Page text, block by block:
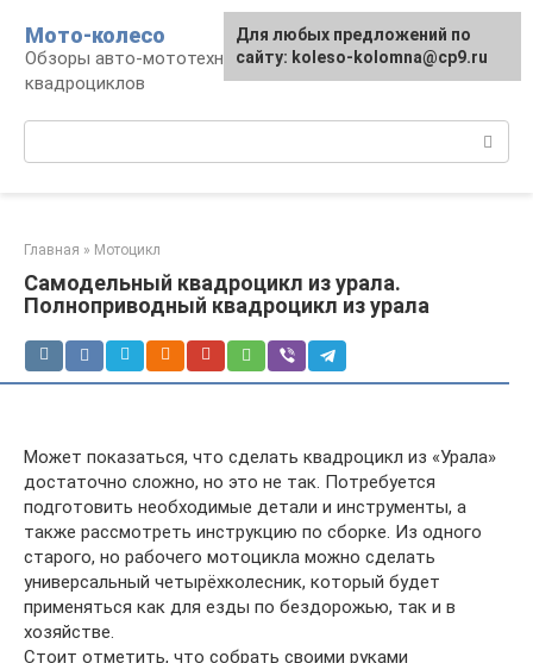
контенту
Мото-колесо
Обзоры авто-мототехники, снегоходов,
квадроциклов
Главная » Мотоцикл
Самодельный квадроцикл из урала.
Полноприводный квадроцикл из урала
Может показаться, что сделать квадроцикл из «Урала»
достаточно сложно, но это не так. Потребуется
подготовить необходимые детали и инструменты, а
также рассмотреть инструкцию по сборке. Из одного
старого, но рабочего мотоцикла можно сделать
универсальный четырёхколесник, который будет
применяться как для езды по бездорожью, так и в
хозяйстве.
Стоит отметить, что собрать своими руками
Для любых предложений по
сайту: koleso-kolomna@cp9.ru